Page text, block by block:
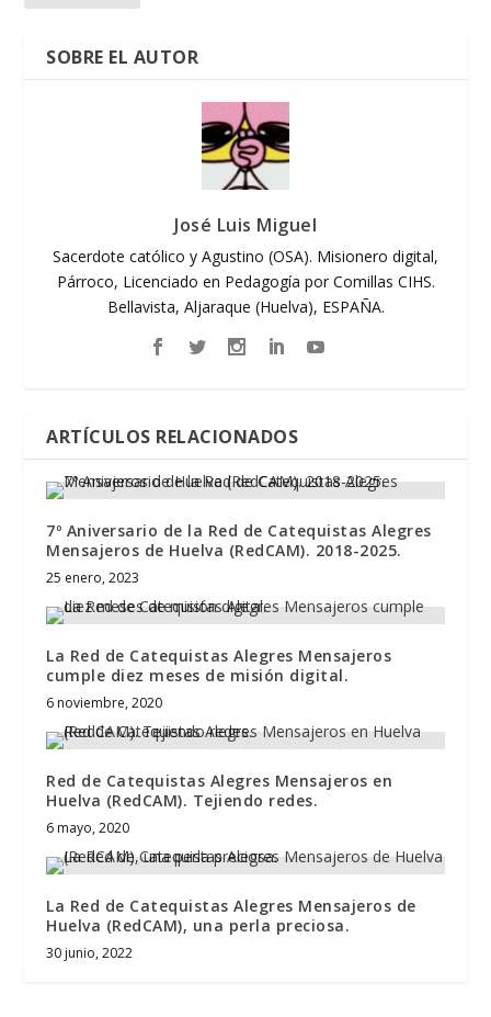
SOBRE EL AUTOR
José Luis Miguel
Sacerdote católico y Agustino (OSA). Misionero digital,
Párroco, Licenciado en Pedagogía por Comillas CIHS.
Bellavista, Aljaraque (Huelva), ESPAÑA.
ARTÍCULOS RELACIONADOS
7º Aniversario de la Red de Catequistas Alegres
Mensajeros de Huelva (RedCAM). 2018-2025.
25 enero, 2023
La Red de Catequistas Alegres Mensajeros
cumple diez meses de misión digital.
6 noviembre, 2020
Red de Catequistas Alegres Mensajeros en
Huelva (RedCAM). Tejiendo redes.
6 mayo, 2020
La Red de Catequistas Alegres Mensajeros de
Huelva (RedCAM), una perla preciosa.
30 junio, 2022